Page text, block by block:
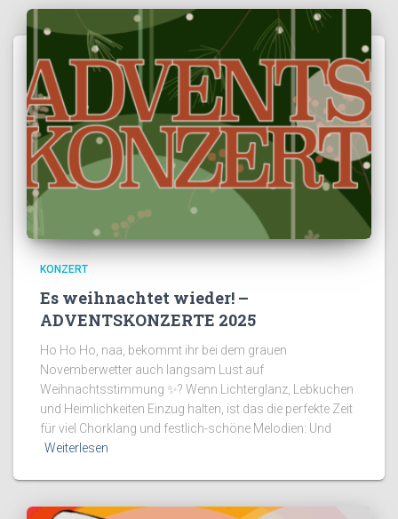
KONZERT
Es weihnachtet wieder! –
ADVENTSKONZERTE 2025
Ho Ho Ho, naa, bekommt ihr bei dem grauen
Novemberwetter auch langsam Lust auf
Weihnachtsstimmung ✨? Wenn Lichterglanz, Lebkuchen
und Heimlichkeiten Einzug halten, ist das die perfekte Zeit
für viel Chorklang und festlich-schöne Melodien: Und
Weiterlesen